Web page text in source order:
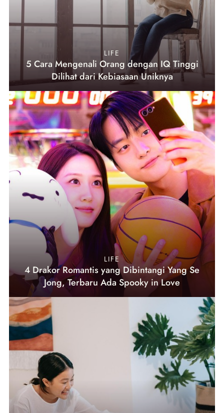
LIFE
5 Cara Mengenali Orang dengan IQ Tinggi
Dilihat dari Kebiasaan Uniknya
LIFE
4 Drakor Romantis yang Dibintangi Yang Se
Jong, Terbaru Ada Spooky in Love